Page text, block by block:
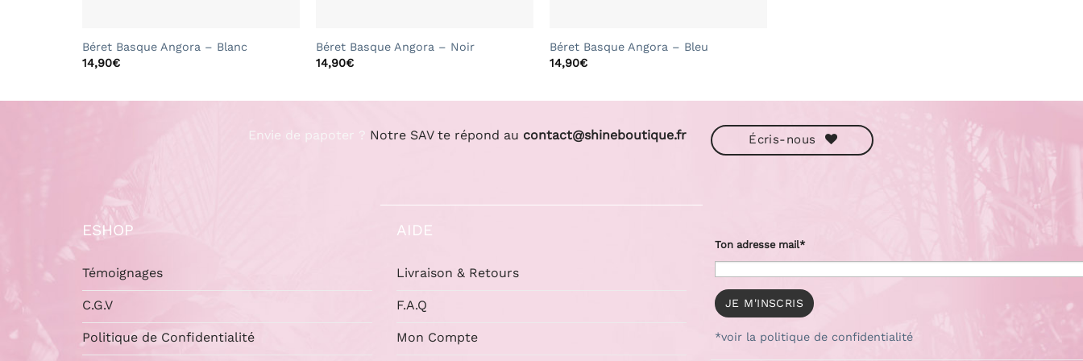
Béret Basque Angora – Blanc
14,90€
Béret Basque Angora – Noir
14,90€
Béret Basque Angora – Bleu
14,90€
Envie de papoter ? Notre SAV te répond au contact@shineboutique.fr Écris-nous
ESHOP
Témoignages
C.G.V
Politique de Confidentialité
AIDE
Livraison & Retours
F.A.Q
Mon Compte
Ton adresse mail*
*voir la politique de confidentialité